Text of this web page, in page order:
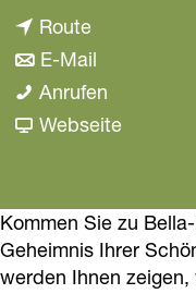
B
e
l
Routeb
i
s
S
o
n
B
E-Mail
i
s
l
o
n
Anrufen
a
n
B
e
Webseitea
a
l
o
Kommen Sie zu
Geheimnis Ihrer
werden Ihnen